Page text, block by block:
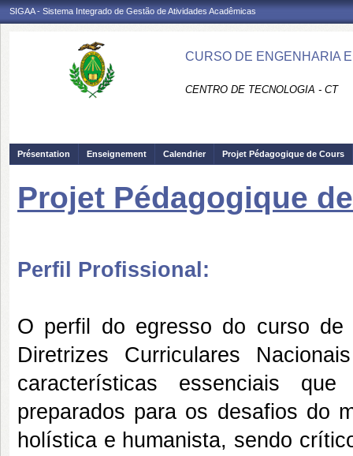
SIGAA - Sistema Integrado de Gestão de Atividades Acadêmicas
CURSO DE ENGENHARIA
CENTRO DE TECNOLOGIA - CT
Présentation Enseignement Calendrier Projet Pédagogique de Cours
Projet Pédagogique
Perfil Profissional:
O perfil do egresso do curso de
Diretrizes Curriculares
características essenciais
preparados para os desafios do
holística e humanista, sendo